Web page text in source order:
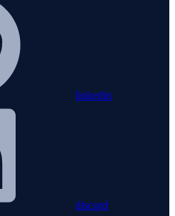
linkedin
discord